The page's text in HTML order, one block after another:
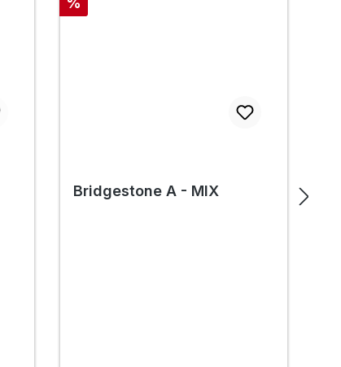
Bridgestone A - MIX